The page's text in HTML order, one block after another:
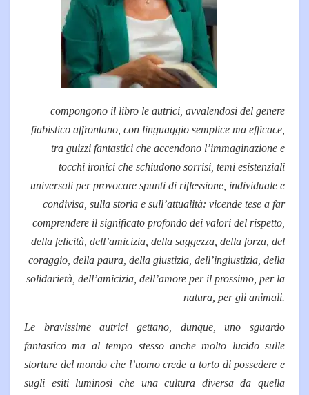
compongono il libro le autrici, avvalendosi del genere
fiabistico affrontano, con linguaggio semplice ma efficace,
tra guizzi fantastici che accendono l’immaginazione e
tocchi ironici che schiudono sorrisi, temi esistenziali
universali per provocare spunti di riflessione, individuale e
condivisa, sulla storia e sull’attualità: vicende tese a far
comprendere il significato profondo dei valori del rispetto,
della felicità, dell’amicizia, della saggezza, della forza, del
coraggio, della paura, della giustizia, dell’ingiustizia, della
solidarietà, dell’amicizia, dell’amore per il prossimo, per la
natura, per gli animali.
Le bravissime autrici gettano, dunque, uno sguardo
fantastico ma al tempo stesso anche molto lucido sulle
storture del mondo che l’uomo crede a torto di possedere e
sugli esiti luminosi che una cultura diversa da quella